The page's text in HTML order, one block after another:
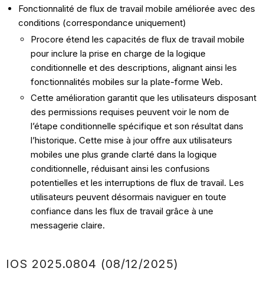
Fonctionnalité de flux de travail mobile améliorée avec des
conditions (correspondance uniquement)
Procore étend les capacités de flux de travail mobile
pour inclure la prise en charge de la logique
conditionnelle et des descriptions, alignant ainsi les
fonctionnalités mobiles sur la plate-forme Web.
Cette amélioration garantit que les utilisateurs disposant
des permissions requises peuvent voir le nom de
l’étape conditionnelle spécifique et son résultat dans
l’historique. Cette mise à jour offre aux utilisateurs
mobiles une plus grande clarté dans la logique
conditionnelle, réduisant ainsi les confusions
potentielles et les interruptions de flux de travail. Les
utilisateurs peuvent désormais naviguer en toute
confiance dans les flux de travail grâce à une
messagerie claire.
IOS 2025.0804 (08/12/2025)